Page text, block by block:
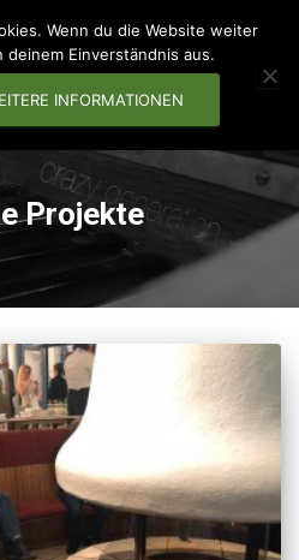
Projekte
Wenn du die Website weiter
Einverständnis aus.
INFORMATIONEN